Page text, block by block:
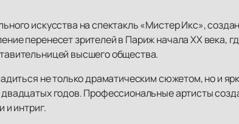
искусства на спектакль «Мистер Икс»,
перенесет зрителей в Париж начала XX века,
высшего общества.
не только драматическим сюжетом, но и
годов. Профессиональные артисты
и интриг.